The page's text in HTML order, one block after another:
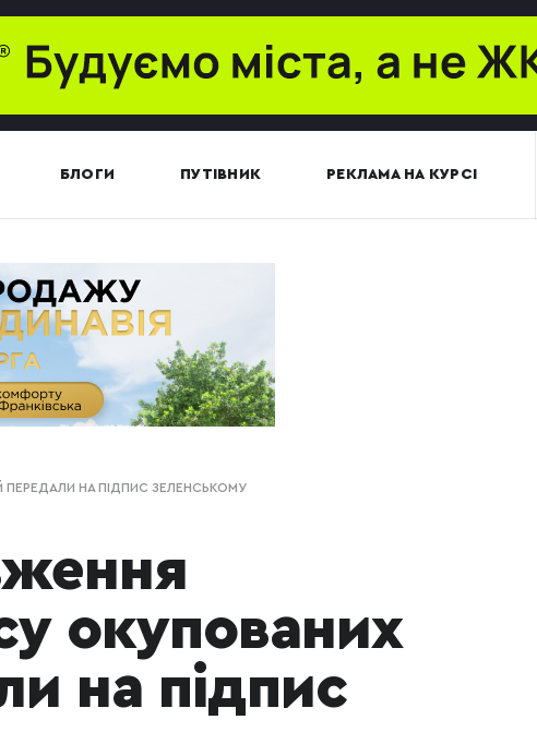
БЛОГИ ПУТІВНИК РЕКЛАМА НА КУРСІ
НА ПІДПИС ЗЕЛЕНСЬКОМУ
окупованих
на підпис